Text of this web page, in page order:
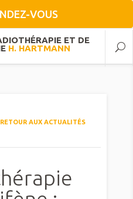
VOUS
ET DE
H. HARTMANN
RETOUR AUX ACTUALITÉS